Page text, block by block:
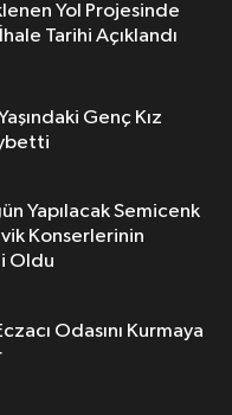
Yol Projesinde
Tarihi Açıklandı
Genç Kız
Yapılacak Semicenk
Konserlerinin
Oldu
Odasını Kurmaya